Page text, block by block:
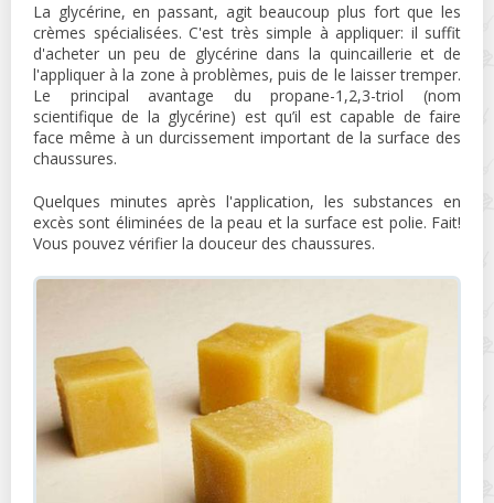
La glycérine, en passant, agit beaucoup plus fort que les
crèmes spécialisées. C'est très simple à appliquer: il suffit
d'acheter un peu de glycérine dans la quincaillerie et de
l'appliquer à la zone à problèmes, puis de le laisser tremper.
Le principal avantage du propane-1,2,3-triol (nom
scientifique de la glycérine) est qu’il est capable de faire
face même à un durcissement important de la surface des
chaussures.
Quelques minutes après l'application, les substances en
excès sont éliminées de la peau et la surface est polie. Fait!
Vous pouvez vérifier la douceur des chaussures.